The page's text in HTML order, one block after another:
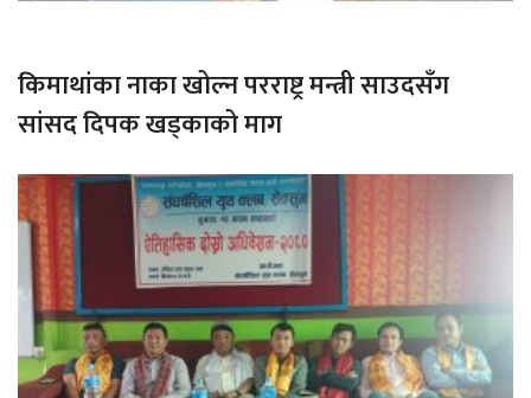
किमाथांका नाका खोल्न परराष्ट्र मन्त्री साउदसँग
सांसद दिपक खड्काको माग